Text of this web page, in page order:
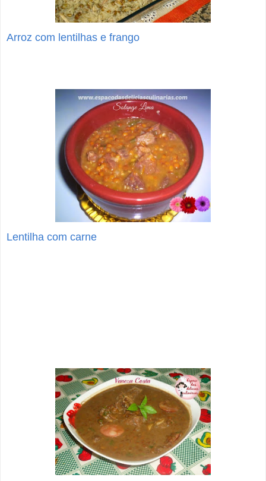
Arroz com lentilhas e frango
Lentilha com carne